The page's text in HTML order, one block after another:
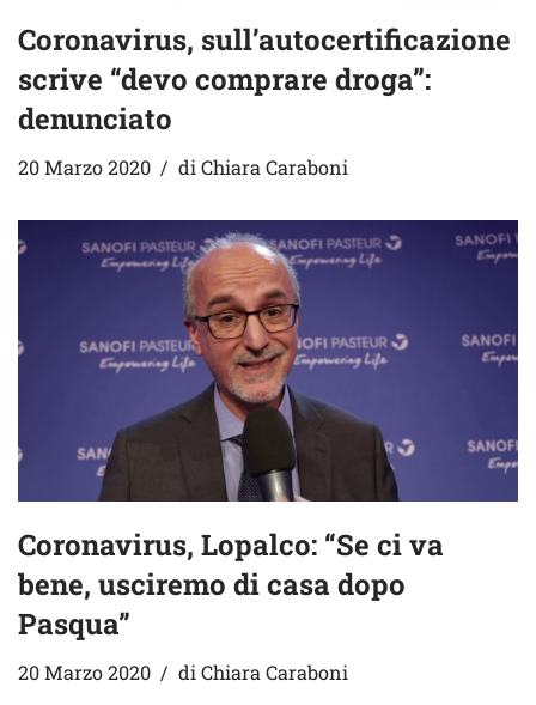
Coronavirus, sull’autocertificazione
scrive “devo comprare droga”:
denunciato
20 Marzo 2020 di Chiara Caraboni
Coronavirus, Lopalco: “Se ci va
bene, usciremo di casa dopo
Pasqua”
20 Marzo 2020 di Chiara Caraboni